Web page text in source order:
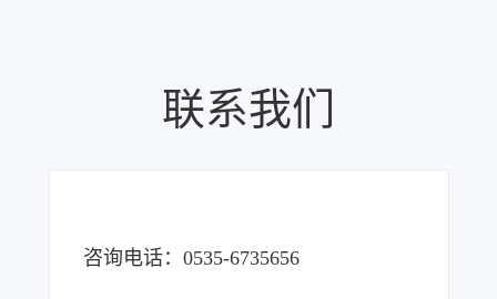
联系我们
咨询电话：0535-6735656